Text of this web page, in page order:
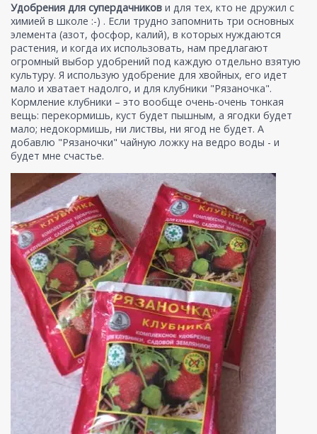
Удобрения для супердачников и для тех, кто не дружил с
химией в школе :-) . Если трудно запомнить три основных
элемента (азот, фосфор, калий), в которых нуждаются
растения, и когда их использовать, нам предлагают
огромный выбор удобрений под каждую отдельно взятую
культуру. Я использую удобрение для хвойных, его идет
мало и хватает надолго, и для клубники "Рязаночка".
Кормление клубники – это вообще очень-очень тонкая
вещь: перекормишь, куст будет пышным, а ягодки будет
мало; недокормишь, ни листвы, ни ягод не будет. А
добавлю "Рязаночки" чайную ложку на ведро воды - и
будет мне счастье.